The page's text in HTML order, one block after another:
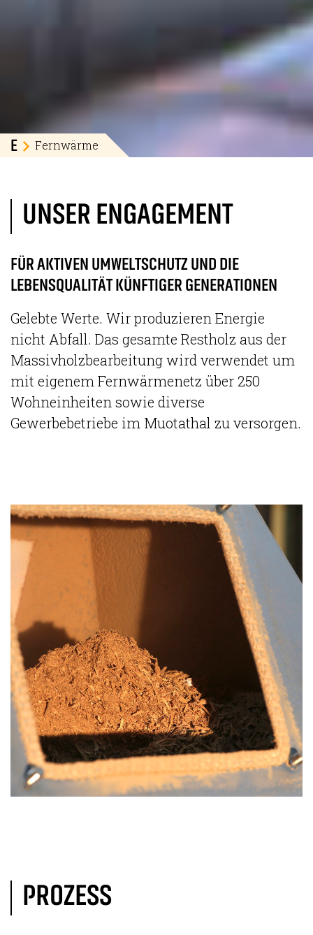
E Fernwärme
UNSER ENGAGEMENT
FÜR AKTIVEN UMWELTSCHUTZ UND DIE
LEBENSQUALITÄT KÜNFTIGER GENERATIONEN
Gelebte Werte. Wir produzieren Energie
nicht Abfall. Das gesamte Restholz aus der
Massivholzbearbeitung wird verwendet um
mit eigenem Fernwärmenetz über 250
Wohneinheiten sowie diverse
Gewerbebetriebe im Muotathal zu versorgen.
PROZESS